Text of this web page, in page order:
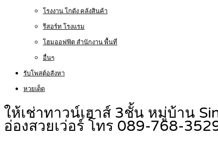
โรงงาน โกดัง คลังสินค้า
รีสอร์ท โรงแรม
โฮมออฟฟิต สำนักงาน พื้นที่
อื่นๆ
รับโพสต์อสังหา
หวยเด็ด
ให้เช่าทาวน์เฮาส์ 3ชั้น หมู่บ้าน
อ่องสวยเว่อร์ โทร 089-768-